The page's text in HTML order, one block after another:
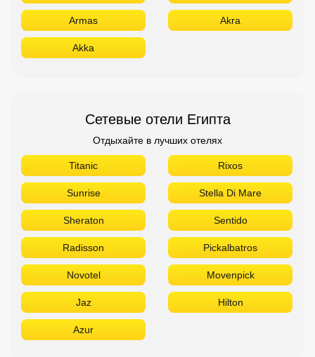
Armas Akra
Akka
Сетевые отели Египта
Отдыхайте в лучших отелях
Titanic Rixos
Sunrise Stella Di Mare
Sheraton Sentido
Radisson Pickalbatros
Novotel Movenpick
Jaz Hilton
Azur